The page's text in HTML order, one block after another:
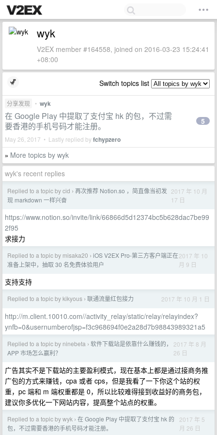
wyk
V2EX member #164558, joined on 2016-03-23 15:24:41
+08:00
Switch topics list
分享发现 • wyk
在 Google Play 中提取了支付宝 hk 的包，不过需
要香港的手机号码才能注册。
May 26, 2017 • Lastly replied byfchypzero
5
» More topics by wyk
wyk's recent replies
Replied to a topic by cid › 再次推荐 Notion.so ，简直像当初发
现 markdown 一样兴奋
2017 年 10 月
17 日
https://www.notion.so/invite/link/66866d5d12374bc5b628dac7be99
2f95
求接力
Replied to a topic by misaka20 › iOS V2EX Pro-第三方客户端正在
准备上架中，抽取 30 名免费体验用户
2017 年 10
月 9 日
支持支持
Replied to a topic by kikyous › 联通流量红包接力 2017 年 10 月 1 日
http://m.client.10010.com//activity_relay/static/relay/relayindex?
ynfb=0&usernumberofjsp=f3c968694f0e2a28d7b98843989321a5
Replied to a topic by ninebeta › 软件下载站是依靠什么赚钱的，
APP 市场怎么赢利？
2017 年 8 月
26 日
广告其实不是下载站的主要盈利模式，现在基本上都是通过接商务推
广包的方式来赚钱，cpa 或者 cps，但是我看了一下你这个站的权
重，pc 端和 m 端权重都是 0，所以比较难得接到收益好的商务包，
建议你多优化一下网站内容，提高整个站点的权重。
Replied to a topic by wyk › 在 Google Play 中提取了支付宝 hk 的
包，不过需要香港的手机号码才能注册。
2017 年 5
月 26 日